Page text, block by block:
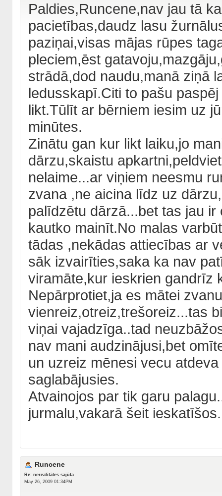
Paldies,Runcene,nav jau tā
pacietības,daudz lasu
paziņai,visas mājas rūpes
pleciem,ēst
strādā,dod naudu,manā ziņā
ledusskapī.Citi to pašu
likt.Tūlīt ar bērniem iesim uz
minūtes.
Zinātu gan kur likt laiku,jo
dārzu,skaistu
nelaime...ar viņiem neesmu
zvana ,ne aicina līdz uz
palīdzētu dārzā...bet tas jau
kautko mainīt.No malas
tādas ,nekādas attiecības ar
sāk izvairīties,saka ka nav
viramāte,kur ieskrien gandrīz
Nepārprotiet,ja es mātei
vienreiz,otreiz,trešoreiz...tas
viņai vajadzīga..tad
nav mani audzinājusi,bet
un uzreiz mēnesi vecu
saglabājusies.
Atvainojos par tik garu
jurmalu,vakarā šeit ieskatīšos.
Runcene
Re: nerealitātes sajūta
May 26, 2009 01:34PM